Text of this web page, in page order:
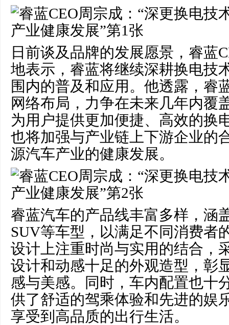
日前谈及品牌的发展愿景，睿蓝
地表示，睿蓝将继续深耕换电技
围内的普及和应用。他透露，睿
网络布局，力争在未来几年内覆
为用户提供更加便捷、高效的换
也将加强与产业链上下游企业的
源汽车产业的健康发展。
睿蓝汽车的产品线丰富多样，涵
SUV等车型，以满足不同消费者
设计上注重时尚与实用的结合，
设计和动感十足的外观造型，彰
感与美感。同时，车内配置也十
供了舒适的驾乘体验和先进的娱
享受到高品质的出行生活。